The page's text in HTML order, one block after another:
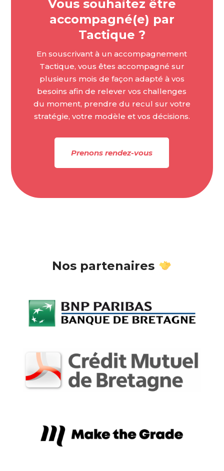
Vous souhaitez être
accompagné(e) par
Tactique ?
En souscrivant à un accompagnement
Tactique, vous êtes accompagné sur
plusieurs mois de façon adapté à vos
besoins afin de relever vos challenges
du moment, prendre du recul sur votre
stratégie, votre modèle et vos décisions.
Prenons rendez-vous
Nos partenaires